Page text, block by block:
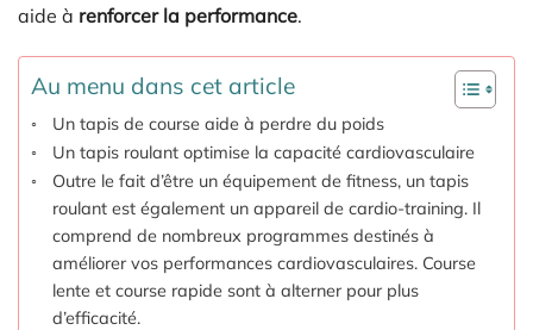
aide à renforcer la performance.
Au menu dans cet article
Un tapis de course aide à perdre du poids
Un tapis roulant optimise la capacité cardiovasculaire
Outre le fait d’être un équipement de fitness, un tapis
roulant est également un appareil de cardio-training. Il
comprend de nombreux programmes destinés à
améliorer vos performances cardiovasculaires. Course
lente et course rapide sont à alterner pour plus
d’efficacité.